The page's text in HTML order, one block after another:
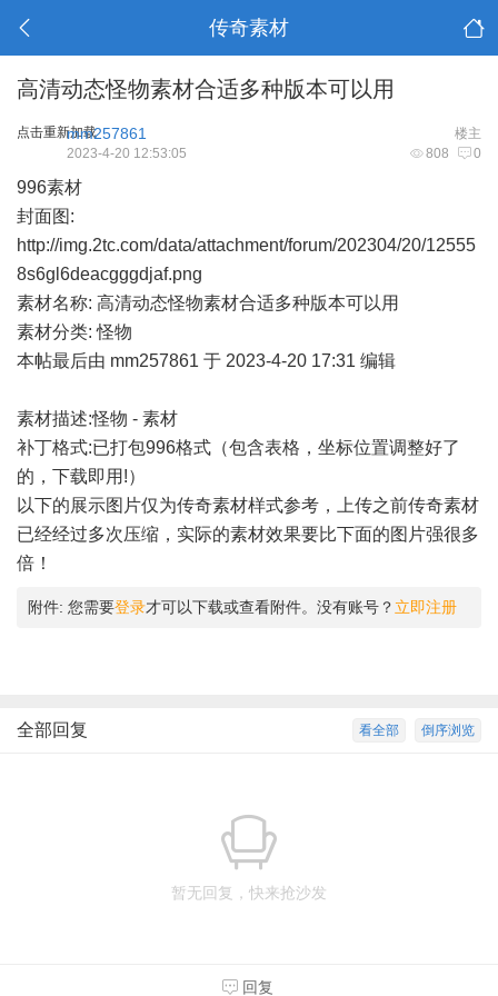
传奇素材
高清动态怪物素材合适多种版本可以用
点击重新加载 楼主
mm257861
808 0
2023-4-20 12:53:05
996素材
封面图:
http://img.2tc.com/data/attachment/forum/202304/20/12555
8s6gl6deacgggdjaf.png
素材名称: 高清动态怪物素材合适多种版本可以用
素材分类: 怪物
本帖最后由 mm257861 于 2023-4-20 17:31 编辑
素材描述:怪物 - 素材
补丁格式:已打包996格式（包含表格，坐标位置调整好了
的，下载即用!）
以下的展示图片仅为传奇素材样式参考，上传之前传奇素材
已经经过多次压缩，实际的素材效果要比下面的图片强很多
倍！
附件: 您需要登录才可以下载或查看附件。没有账号？ 立即注册
倒序浏览
看全部
全部回复
暂无回复，快来抢沙发
回复